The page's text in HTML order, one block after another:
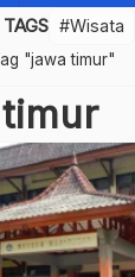
#Wisata
"jawa timur"